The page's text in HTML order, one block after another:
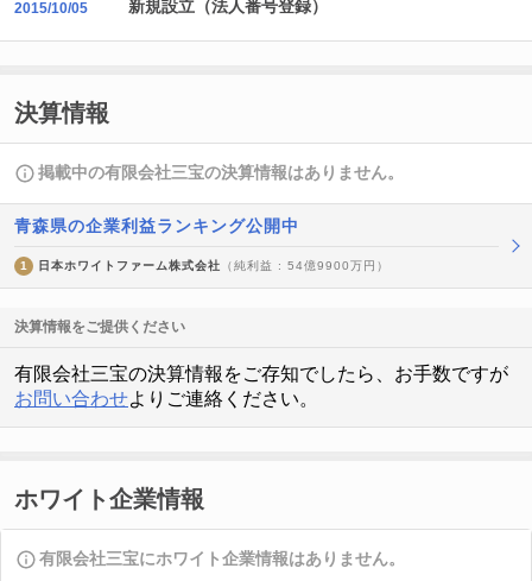
2015/10/05 新規設立（法人番号登録）
決算情報
掲載中の有限会社三宝の決算情報はありません。
青森県の企業利益ランキング公開中
1 日本ホワイトファーム株式会社 （純利益 : 54億9900万円）
決算情報をご提供ください
有限会社三宝の決算情報をご存知でしたら、お手数ですが
お問い合わせよりご連絡ください。
ホワイト企業情報
有限会社三宝にホワイト企業情報はありません。